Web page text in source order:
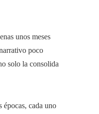
unos meses
poco
solo la consolida
épocas, cada uno